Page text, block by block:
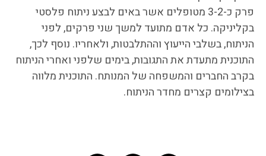
פרק כ-3-2 מטופלים אשר באים לבצע ניתוח פלסטי
בקליניקה. כל אדם מתועד למשך שני פרקים, לפני
הניתוח, בשלבי הייעוץ וההתלבטות, ולאחריו. נוסף לכך,
התוכנית מתעדת את התגובות, בימים שלפני ואחרי הניתוח
בקרב החברים והמשפחה של המנותח. התוכנית מלווה
בצילומים קצרים מחדר הניתוח.